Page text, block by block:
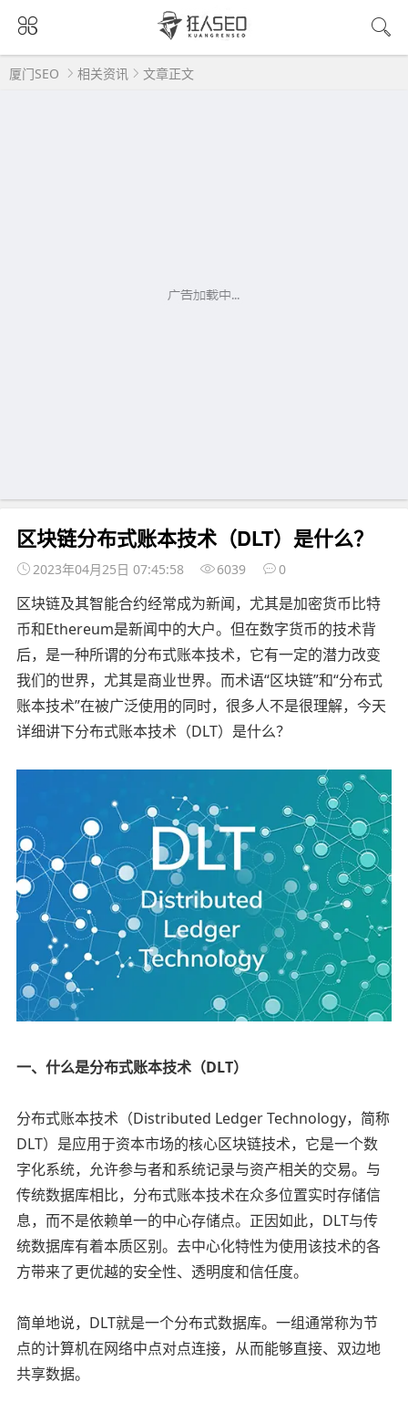
厦门SEO 相关资讯 文章正文
区块链分布式账本技术（DLT）是什么？
2023年04月25日 07:45:58 6039 0
区块链及其智能合约经常成为新闻，尤其是加密货币比特
币和Ethereum是新闻中的大户。但在数字货币的技术背
后，是一种所谓的分布式账本技术，它有一定的潜力改变
我们的世界，尤其是商业世界。而术语“区块链”和“分布式
账本技术”在被广泛使用的同时，很多人不是很理解，今天
详细讲下分布式账本技术（DLT）是什么？
一、什么是分布式账本技术（DLT）
分布式账本技术（Distributed Ledger Technology，简称
DLT）是应用于资本市场的核心区块链技术，它是一个数
字化系统，允许参与者和系统记录与资产相关的交易。与
传统数据库相比，分布式账本技术在众多位置实时存储信
息，而不是依赖单一的中心存储点。正因如此，DLT与传
统数据库有着本质区别。去中心化特性为使用该技术的各
方带来了更优越的安全性、透明度和信任度。
简单地说，DLT就是一个分布式数据库。一组通常称为节
点的计算机在网络中点对点连接，从而能够直接、双边地
共享数据。